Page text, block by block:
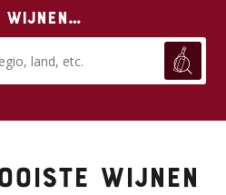
wijnen…
wijnen